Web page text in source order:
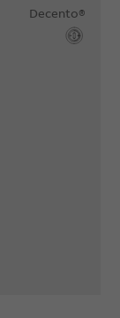
Decento®